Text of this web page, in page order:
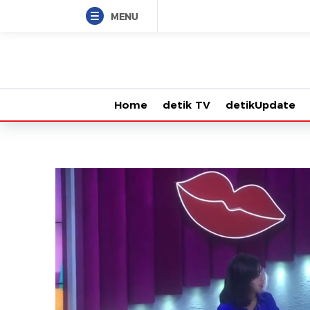
MENU
Home detik TV detikUpdate